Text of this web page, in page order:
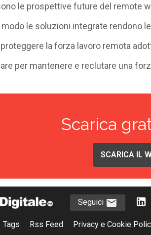
le prospettive future del remote
le soluzioni integrate rendono
la forza lavoro remota
per mantenere e reclutare una
Scarica
SCARICA IL
Seguici
Tags Rss Feed Privacy e Cookie